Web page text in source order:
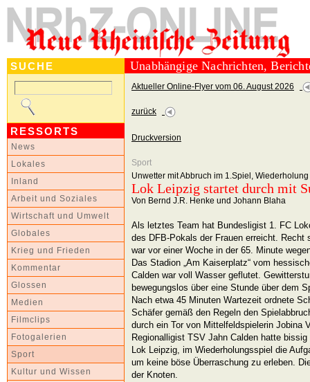
SUCHE
RESSORTS
News
Lokales
Inland
Arbeit und Soziales
Wirtschaft und Umwelt
Globales
Krieg und Frieden
Kommentar
Glossen
Medien
Filmclips
Fotogalerien
Sport
Kultur und Wissen
Unabhängige Nachrichten,
Aktueller Online-Flyer vom 06. August 2026
zurück
Druckversion
Sport
Unwetter mit Abbruch im 1.Spiel,
Lok Leipzig startet durch mit
Von Bernd J.R. Henke und Johann Blaha
Als letztes Team hat Bundesligist 1. FC
des DFB-Pokals der Frauen erreicht. Recht
war vor einer Woche in der 65. Minute
Das Stadion „Am Kaiserplatz“ vom
Calden war voll Wasser geflutet.
bewegungslos über eine Stunde über dem
Nach etwa 45 Minuten Wartezeit ordnete
Schäfer gemäß den Regeln den
durch ein Tor von Mittelfeldspielerin Jobina
Regionalligist TSV Jahn Calden hatte
Lok Leipzig, im Wiederholungsspiel die
um keine böse Überraschung zu erleben.
der Knoten.